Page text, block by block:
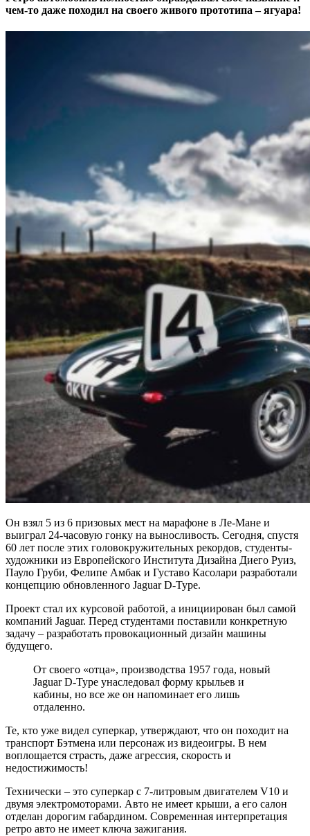
чем-то даже походил на своего живого прототипа – ягуара!
Он взял 5 из 6 призовых мест на марафоне в Ле-Мане и
выиграл 24-часовую гонку на выносливость. Сегодня, спустя
60 лет после этих головокружительных рекордов, студенты-
художники из Европейского Института Дизайна Диего Руиз,
Пауло Груби, Фелипе Амбак и Густаво Касолари разработали
концепцию обновленного Jaguar D-Type.
Проект стал их курсовой работой, а инициирован был самой
компаний Jaguar. Перед студентами поставили конкретную
задачу – разработать провокационный дизайн машины
будущего.
От своего «отца», производства 1957 года, новый
Jaguar D-Type унаследовал форму крыльев и
кабины, но все же он напоминает его лишь
отдаленно.
Те, кто уже видел суперкар, утверждают, что он походит на
транспорт Бэтмена или персонаж из видеоигры. В нем
воплощается страсть, даже агрессия, скорость и
недостижимость!
Технически – это суперкар с 7-литровым двигателем V10 и
двумя электромоторами. Авто не имеет крыши, а его салон
отделан дорогим габардином. Современная интерпретация
ретро авто не имеет ключа зажигания.